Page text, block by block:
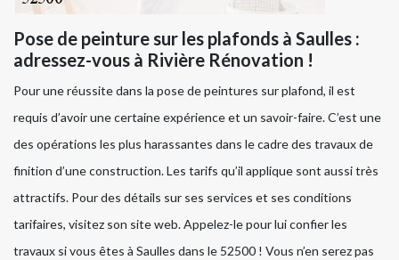
Pose de peinture sur les plafonds à Saulles :
adressez-vous à Rivière Rénovation !
Pour une réussite dans la pose de peintures sur plafond, il est
requis d’avoir une certaine expérience et un savoir-faire. C’est une
des opérations les plus harassantes dans le cadre des travaux de
finition d’une construction. Les tarifs qu’il applique sont aussi très
attractifs. Pour des détails sur ses services et ses conditions
tarifaires, visitez son site web. Appelez-le pour lui confier les
travaux si vous êtes à Saulles dans le 52500 ! Vous n’en serez pas